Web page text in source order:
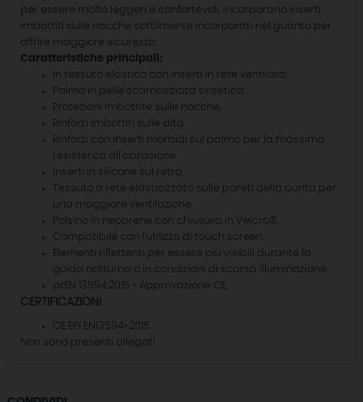
per essere molto leggeri e confortevoli. Incorporano inserti
imbottiti sulle nocche sottilmente incorporati nel guanto per
offrire maggiore sicurezza.
Caratteristiche principali:
In tessuto elastico con inserti in rete ventilata.
Palmo in pelle scamosciata sintetica.
Protezioni imbottite sulle nocche.
Rinforzi imbottiti sulle dita.
Rinforzi con inserti morbidi sul palmo per la massima
resistenza all'abrasione.
Inserti in silicone sul retro.
Tessuto a rete elasticizzato sulle pareti della punta per
una maggiore ventilazione.
Polsino in neoprene con chiusura in Velcro®.
Compatibile con l'utilizzo di touch screen.
Elementi riflettenti per essere più visibili durante la
guida notturna o in condizioni di scarsa illuminazione.
prEN 13594:2015 - Approvazione CE.
CERTIFICAZIONI
CE EPI EN13594-2015
Non sono presenti allegati